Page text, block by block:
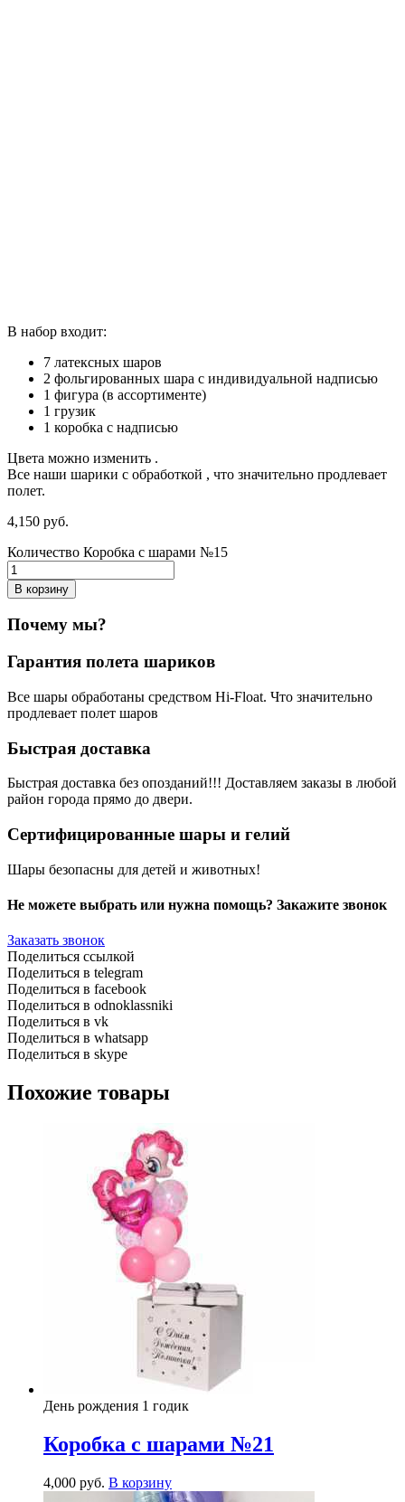
В набор входит:
7 латексных шаров
2 фольгированных шара с индивидуальной надписью
1 фигура (в ассортименте)
1 грузик
1 коробка с надписью
Цвета можно изменить .
Все наши шарики с обработкой , что значительно продлевает
полет.
4,150 руб.
Количество Коробка с шарами №15
В корзину
Почему мы?
Гарантия полета шариков
Все шары обработаны средством Hi-Float. Что значительно
продлевает полет шаров
Быстрая доставка
Быстрая доставка без опозданий!!! Доставляем заказы в любой
район города прямо до двери.
Сертифицированные шары и гелий
Шары безопасны для детей и животных!
Не можете выбрать или нужна помощь? Закажите звонок
Заказать звонок
Поделиться ссылкой
Поделиться в telegram
Поделиться в facebook
Поделиться в odnoklassniki
Поделиться в vk
Поделиться в whatsapp
Поделиться в skype
Похожие товары
День рождения 1 годик
Коробка с шарами №21
4,000 руб. В корзину